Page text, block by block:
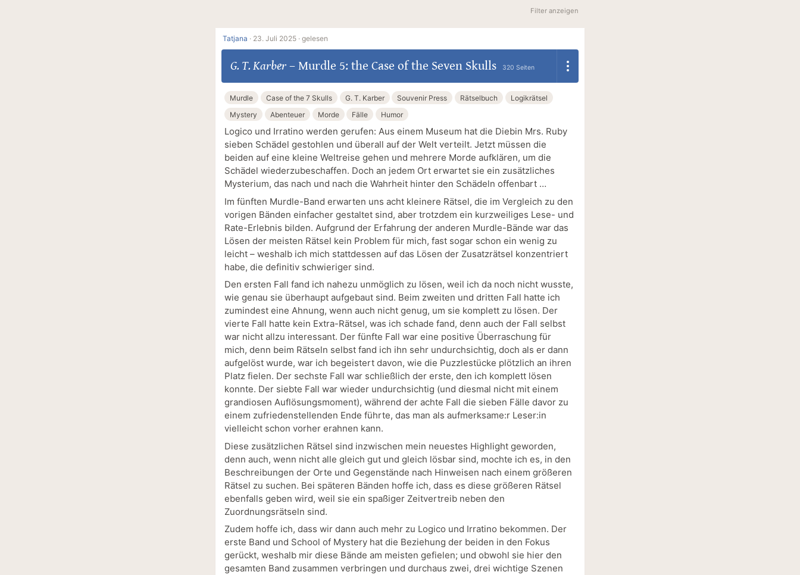
Filter anzeigen
Tatjana · 23. Juli 2025 · gelesen
G. T. Karber– Murdle 5: the Case of the Seven Skulls 320 Seiten
Murdle Case of the 7 Skulls G. T. Karber Souvenir Press Rätselbuch
Logikrätsel
Mystery
Abenteuer Morde Fälle Humor
Logico und Irratino werden gerufen: Aus einem Museum hat die Diebin Mrs. Ruby
sieben Schädel gestohlen und überall auf der Welt verteilt. Jetzt müssen die
beiden auf eine kleine Weltreise gehen und mehrere Morde aufklären, um die
Schädel wiederzubeschaffen. Doch an jedem Ort erwartet sie ein zusätzliches
Mysterium, das nach und nach die Wahrheit hinter den Schädeln offenbart …
Im fünften Murdle-Band erwarten uns acht kleinere Rätsel, die im Vergleich zu den
vorigen Bänden einfacher gestaltet sind, aber trotzdem ein kurzweiliges Lese- und
Rate-Erlebnis bilden. Aufgrund der Erfahrung der anderen Murdle-Bände war das
Lösen der meisten Rätsel kein Problem für mich, fast sogar schon ein wenig zu
leicht – weshalb ich mich stattdessen auf das Lösen der Zusatzrätsel konzentriert
habe, die definitiv schwieriger sind.
Den ersten Fall fand ich nahezu unmöglich zu lösen, weil ich da noch nicht wusste,
wie genau sie überhaupt aufgebaut sind. Beim zweiten und dritten Fall hatte ich
zumindest eine Ahnung, wenn auch nicht genug, um sie komplett zu lösen. Der
vierte Fall hatte kein Extra-Rätsel, was ich schade fand, denn auch der Fall selbst
war nicht allzu interessant. Der fünfte Fall war eine positive Überraschung für
mich, denn beim Rätseln selbst fand ich ihn sehr undurchsichtig, doch als er dann
aufgelöst wurde, war ich begeistert davon, wie die Puzzlestücke plötzlich an ihren
Platz fielen. Der sechste Fall war schließlich der erste, den ich komplett lösen
konnte. Der siebte Fall war wieder undurchsichtig (und diesmal nicht mit einem
grandiosen Auflösungsmoment), während der achte Fall die sieben Fälle davor zu
einem zufriedenstellenden Ende führte, das man als aufmerksame:r Leser:in
vielleicht schon vorher erahnen kann.
Diese zusätzlichen Rätsel sind inzwischen mein neuestes Highlight geworden,
denn auch, wenn nicht alle gleich gut und gleich lösbar sind, mochte ich es, in den
Beschreibungen der Orte und Gegenstände nach Hinweisen nach einem größeren
Rätsel zu suchen. Bei späteren Bänden hoffe ich, dass es diese größeren Rätsel
ebenfalls geben wird, weil sie ein spaßiger Zeitvertreib neben den
Zuordnungsrätseln sind.
Zudem hoffe ich, dass wir dann auch mehr zu Logico und Irratino bekommen. Der
erste Band und School of Mystery hat die Beziehung der beiden in den Fokus
gerückt, weshalb mir diese Bände am meisten gefielen; und obwohl sie hier den
gesamten Band zusammen verbringen und durchaus zwei, drei wichtige Szenen